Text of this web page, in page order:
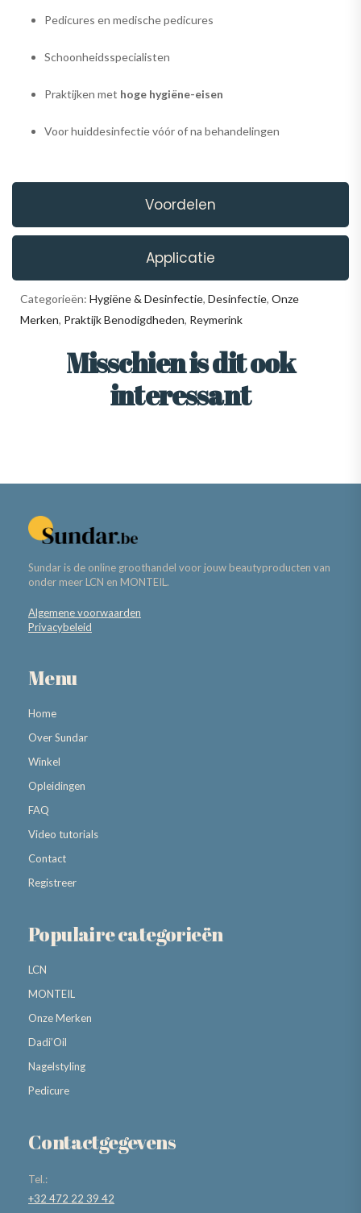
Voordelen
Applicatie
Pedicures en medische pedicures
Schoonheidsspecialisten
Praktijken met hoge hygiëne-eisen
Voor huiddesinfectie vóór of na behandelingen
Categorieën: Hygiëne & Desinfectie, Desinfectie, Onze
Merken, Praktijk Benodigdheden, Reymerink
Misschien is dit ook
interessant
Sundar is de online groothandel voor jouw beautyproducten van
onder meer LCN en MONTEIL.
Algemene voorwaarden
Privacybeleid
Menu
Home
Over Sundar
Winkel
Opleidingen
FAQ
Video tutorials
Contact
Registreer
Populaire categorieën
LCN
MONTEIL
Onze Merken
Dadi’Oil
Nagelstyling
Pedicure
Contactgegevens
Tel.:
+32 472 22 39 42